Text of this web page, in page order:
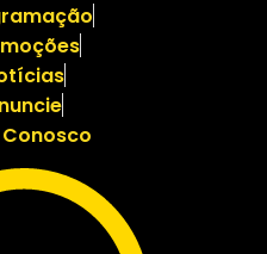
Conosco